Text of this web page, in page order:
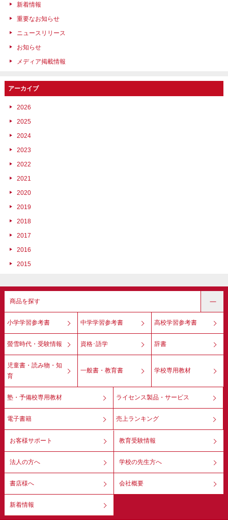
新着情報
重要なお知らせ
ニュースリリース
お知らせ
メディア掲載情報
アーカイブ
2026
2025
2024
2023
2022
2021
2020
2019
2018
2017
2016
2015
商品を探す
小学学習参考書 中学学習参考書 高校学習参考書
螢雪時代・受験情報 資格･語学 辞書
児童書・読み物・知
育
一般書・教育書 学校専用教材
塾・予備校専用教材 ライセンス製品・サービス
電子書籍 売上ランキング
お客様サポート 教育受験情報
法人の方へ 学校の先生方へ
書店様へ 会社概要
新着情報